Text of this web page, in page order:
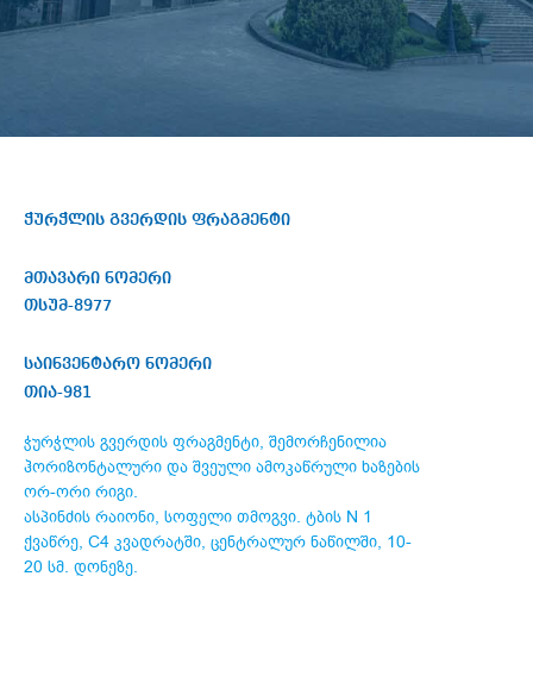
ჭურჭლის გვერდის ფრაგმენტი
მთავარი ნომერი
თსუმ-8977
საინვენტარო ნომერი
თია-981
ჭურჭლის გვერდის ფრაგმენტი, შემორჩენილია
ჰორიზონტალური და შვეული ამოკაწრული ხაზების
ორ-ორი რიგი.
ასპინძის რაიონი, სოფელი თმოგვი. ტბის N 1
ქვაწრე, C4 კვადრატში, ცენტრალურ ნაწილში, 10-
20 სმ. დონეზე.